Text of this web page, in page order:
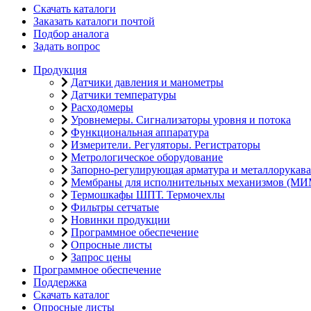
Скачать каталоги
Заказать каталоги почтой
Подбор аналога
Задать вопрос
Продукция
Датчики давления и манометры
Датчики температуры
Расходомеры
Уровнемеры. Сигнализаторы уровня и потока
Функциональная аппаратура
Измерители. Регуляторы. Регистраторы
Метрологическое оборудование
Запорно-регулирующая арматура и металлорукава
Мембраны для исполнительных механизмов
Термошкафы ШПТ. Термочехлы
Фильтры сетчатые
Новинки продукции
Программное обеспечение
Опросные листы
Запрос цены
Программное обеспечение
Поддержка
Скачать каталог
Опросные листы